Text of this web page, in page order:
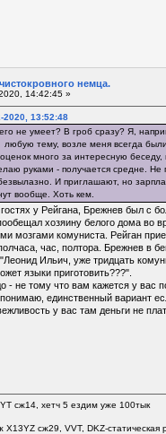
немца.
14:42:45 »
2020, 13:52:48
не умеет? В гроб сразу? Я,
любую тему, возле меня всегда
много за интересную
руками - получается средне.
И приглашают, но
вообще. Хоть кем.
у Рейгана, Брежнев был с
хозяину белого дома во
мозгами комуниста. Рейган
час, полтора. Брежнев в
Ильич, уже тридцать
языки приготовить???".
- не тому что вам кажется у вас
единственный вариант
у вас там деньги не
сж14, хетч 5 ездим уже 100тык
сж29, VVT, DKZ-статическая